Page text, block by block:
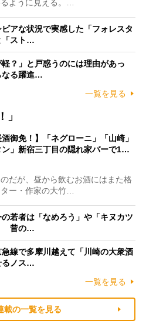
ように見える。…
ビアな状況で実感した「フォレスタ
「スト…
？」と戸惑うのには理由があっ
る躍進…
一覧を見る
」
酒御免！】「ネグローニ」「山崎」
ン」新宿三丁目の隠れ家バーで1…
だが、昼から飲むお酒にはまた格
ー・作家の大竹…
の若者は「なめろう」や「キヌカツ
昔の…
急線で多摩川越えて「川崎の大衆酒
るノス…
一覧を見る
載の一覧を見る